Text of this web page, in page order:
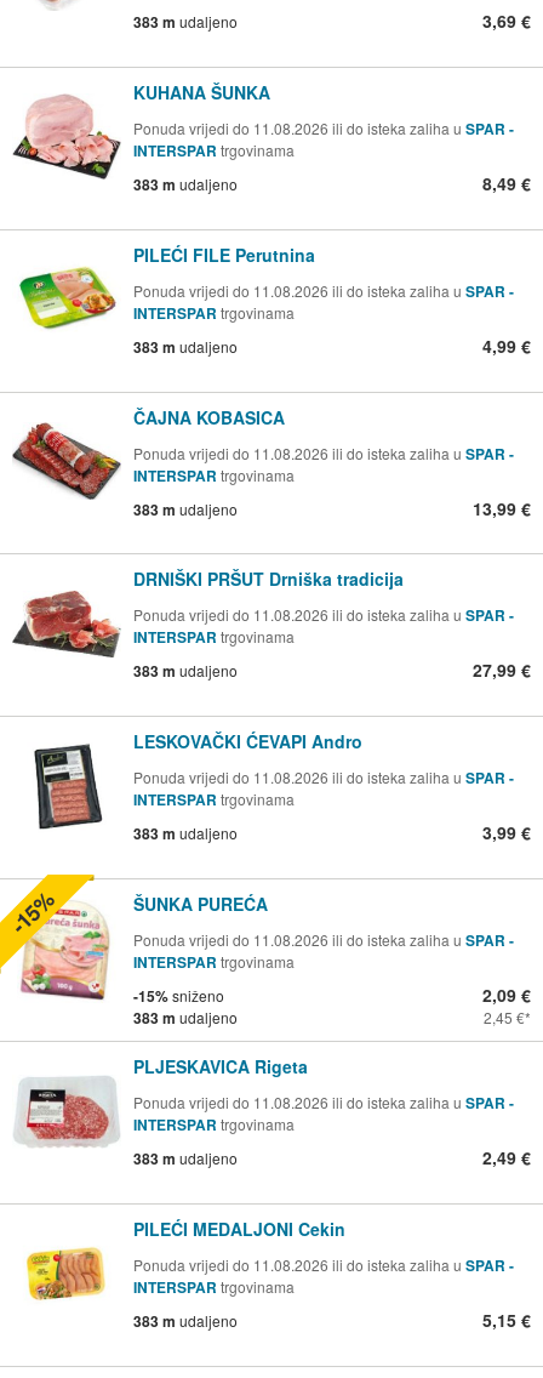
383 m udaljeno 3,69 €
KUHANA ŠUNKA
Ponuda vrijedi do 11.08.2026 ili do isteka zaliha u SPAR -
INTERSPAR trgovinama
383 m udaljeno 8,49 €
PILEĆI FILE Perutnina
Ponuda vrijedi do 11.08.2026 ili do isteka zaliha u SPAR -
INTERSPAR trgovinama
383 m udaljeno 4,99 €
ČAJNA KOBASICA
Ponuda vrijedi do 11.08.2026 ili do isteka zaliha u SPAR -
INTERSPAR trgovinama
383 m udaljeno 13,99 €
DRNIŠKI PRŠUT Drniška tradicija
Ponuda vrijedi do 11.08.2026 ili do isteka zaliha u SPAR -
INTERSPAR trgovinama
383 m udaljeno 27,99 €
LESKOVAČKI ĆEVAPI Andro
Ponuda vrijedi do 11.08.2026 ili do isteka zaliha u SPAR -
INTERSPAR trgovinama
383 m udaljeno 3,99 €
ŠUNKA PUREĆA
Ponuda vrijedi do 11.08.2026 ili do isteka zaliha u SPAR -
INTERSPAR trgovinama
-15%sniženo
383 m udaljeno
2,09 €
2,45 €
-15%
PLJESKAVICA Rigeta
Ponuda vrijedi do 11.08.2026 ili do isteka zaliha u SPAR -
INTERSPAR trgovinama
383 m udaljeno 2,49 €
PILEĆI MEDALJONI Cekin
Ponuda vrijedi do 11.08.2026 ili do isteka zaliha u SPAR -
INTERSPAR trgovinama
383 m udaljeno 5,15 €